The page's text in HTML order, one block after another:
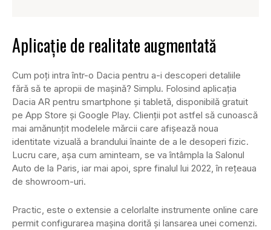
Aplicație de realitate augmentată
Cum poți intra într-o Dacia pentru a-i descoperi detaliile
fără să te apropii de mașină? Simplu. Folosind aplicația
Dacia AR pentru smartphone și tabletă, disponibilă gratuit
pe App Store şi Google Play. Clienții pot astfel să cunoască
mai amănunțit modelele mărcii care afişează noua
identitate vizuală a brandului înainte de a le desoperi fizic.
Lucru care, așa cum aminteam, se va întâmpla la Salonul
Auto de la Paris, iar mai apoi, spre finalul lui 2022, în rețeaua
de showroom-uri.
Practic, este o extensie a celorlalte instrumente online care
permit configurarea mașina dorită și lansarea unei comenzi.